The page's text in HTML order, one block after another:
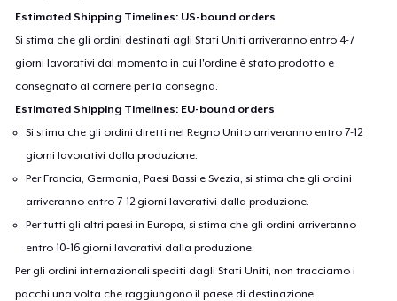
Estimated Shipping Timelines: US-bound orders
Si stima che gli ordini destinati agli Stati Uniti arriveranno entro 4-7
giorni lavorativi dal momento in cui l'ordine è stato prodotto e
consegnato al corriere per la consegna.
Estimated Shipping Timelines: EU-bound orders
Si stima che gli ordini diretti nel Regno Unito arriveranno entro 7-12
giorni lavorativi dalla produzione.
Per Francia, Germania, Paesi Bassi e Svezia, si stima che gli ordini
arriveranno entro 7-12 giorni lavorativi dalla produzione.
Per tutti gli altri paesi in Europa, si stima che gli ordini arriveranno
entro 10-16 giorni lavorativi dalla produzione.
Per gli ordini internazionali spediti dagli Stati Uniti, non tracciamo i
pacchi una volta che raggiungono il paese di destinazione.